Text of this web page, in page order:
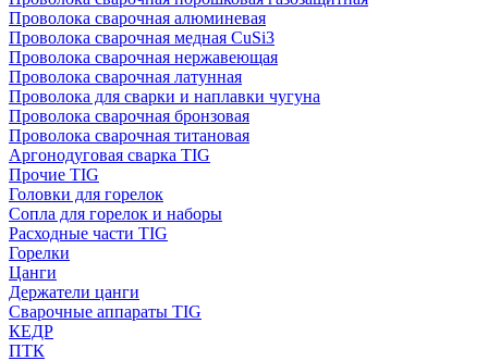
Проволока сварочная алюминевая
Проволока сварочная медная CuSi3
Проволока сварочная нержавеющая
Проволока сварочная латунная
Проволока для сварки и наплавки чугуна
Проволока сварочная бронзовая
Проволока сварочная титановая
Аргонодуговая сварка TIG
Прочие TIG
Головки для горелок
Сопла для горелок и наборы
Расходные части TIG
Горелки
Цанги
Держатели цанги
Сварочные аппараты TIG
КЕДР
ПТК